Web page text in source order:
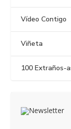
Vídeo Contigo
Viñeta
100 Extraños-